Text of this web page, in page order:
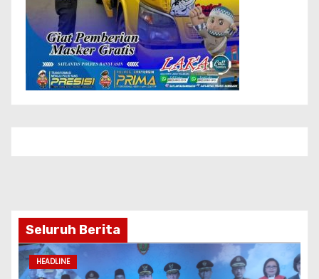
Seluruh Berita
HEADLINE